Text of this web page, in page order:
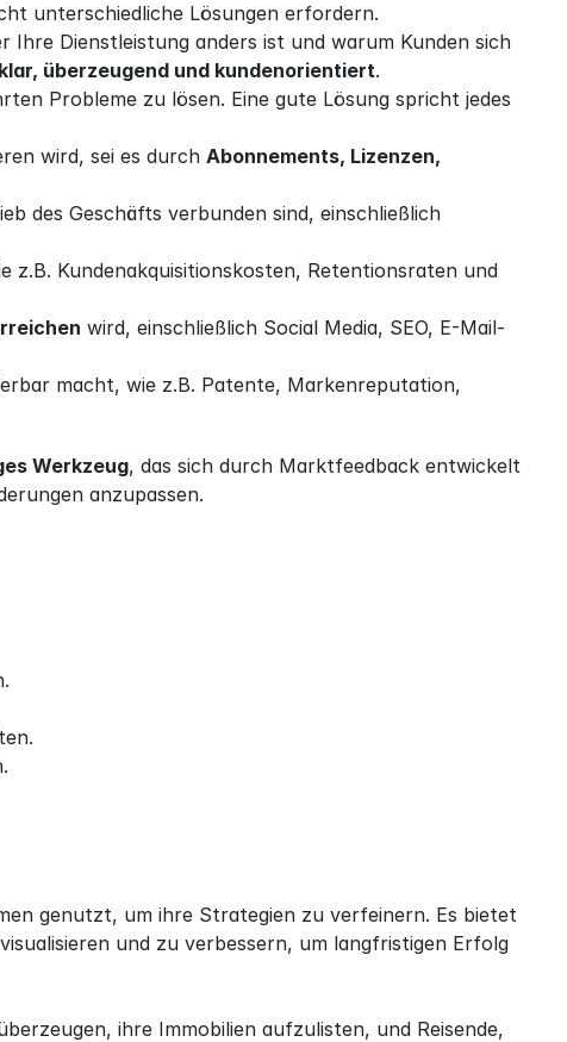
unterschiedliche Lösungen erfordern.
Dienstleistung anders ist und warum Kunden sich
klar, überzeugend und kundenorientiert.
Probleme zu lösen. Eine gute Lösung spricht jedes
wird, sei es durch Abonnements, Lizenzen,
z.B. Kundenakquisitionskosten, Retentionsraten und
wird, einschließlich Social Media, SEO, E-Mail-
macht, wie z.B. Patente, Markenreputation,
Werkzeug, das sich durch Marktfeedback entwickelt
anzupassen.
genutzt, um ihre Strategien zu verfeinern. Es bietet
und zu verbessern, um langfristigen Erfolg
ihre Immobilien aufzulisten, und Reisende,